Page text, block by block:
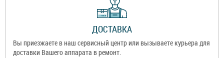
ДОСТАВКА
Вы приезжаете в наш сервисный центр или вызываете курьера для
доставки Вашего аппарата в ремонт.